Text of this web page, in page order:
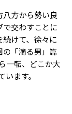
方から勢い良
で交わすことに
けて、徐々に
の「滴る男」篇
一転、どこか大
ます。